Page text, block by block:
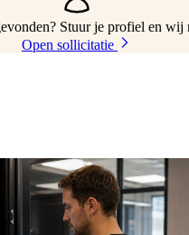
Stuur je profiel en wij
Open sollicitatie